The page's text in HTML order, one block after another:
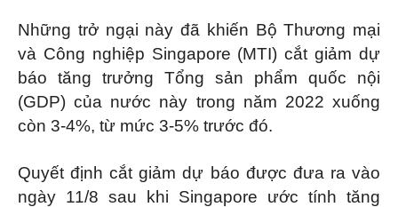
Những trở ngại này đã khiến Bộ Thương mại
và Công nghiệp Singapore (MTI) cắt giảm dự
báo tăng trưởng Tổng sản phẩm quốc nội
(GDP) của nước này trong năm 2022 xuống
còn 3-4%, từ mức 3-5% trước đó.
Quyết định cắt giảm dự báo được đưa ra vào
ngày 11/8 sau khi Singapore ước tính tăng